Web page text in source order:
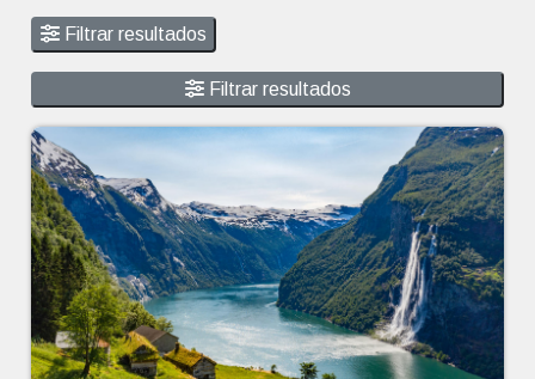
Filtrar resultados
Filtrar resultados